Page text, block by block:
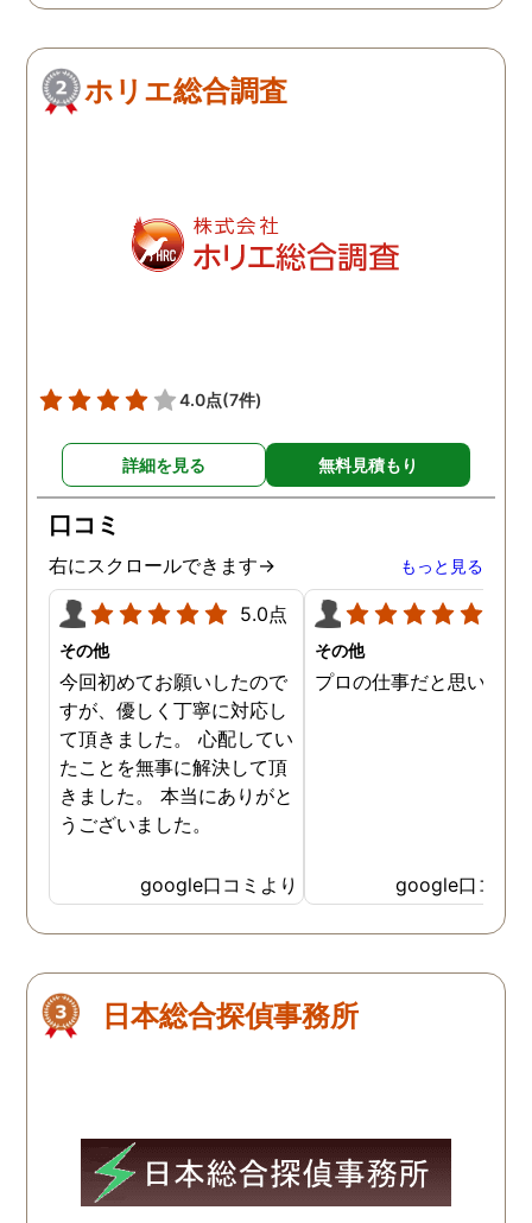
ホリエ総合調査
4.0点(7件)
詳細を見る 無料見積もり
口コミ
右にスクロールできます→ もっと見る
5.0点
その他
今回初めてお願いしたので
すが、優しく丁寧に対応し
て頂きました。 心配してい
たことを無事に解決して頂
きました。 本当にありがと
うございました。
google口コミより
その他
プロの仕事だと思います
google口コミ
日本総合探偵事務所